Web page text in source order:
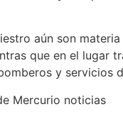
aún son
que en el lugar
y servicios
Mercurio noticias